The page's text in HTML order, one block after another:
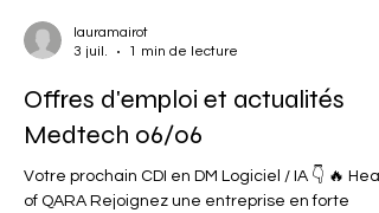
humaine, un produit à fort impact patient, de
belles perspectives d'évolution. Scaleup en
Intégrez une entreprise - qui dév
lauramairot
3 juil.
1 min de lecture
Offres d'emploi et actualités
Medtech 06/06
Votre prochain CDI en DM Logiciel / IA 👇 🔥
of QARA Rejoignez une entreprise en forte